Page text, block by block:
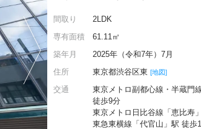
間取り
2LDK
専有面積
61.11㎡
築年月
2025年（令和7年）7月
住所
東京都渋谷区東 [地図]
交通
東京メトロ副都心線・半蔵門
徒歩9分
東京メトロ日比谷線「恵比寿
東急東横線「代官山」駅 徒歩